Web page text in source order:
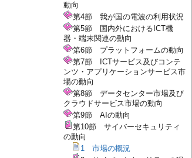
動向
第4節 我が国の電波の利用状況
第5節 国内外におけるICT機
器・端末関連の動向
第6節 プラットフォームの動向
第7節 ICTサービス及びコンテ
ンツ・アプリケーションサービス市
場の動向
第8節 データセンター市場及び
クラウドサービス市場の動向
第9節 AIの動向
第10節 サイバーセキュリティ
の動向
1 市場の概況